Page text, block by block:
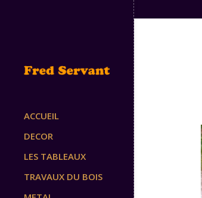
ACCUEIL
DECOR
LES TABLEAUX
TRAVAUX DU BOIS